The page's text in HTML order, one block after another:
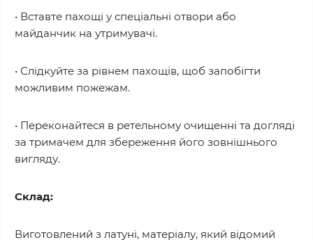
• Вставте пахощі у спеціальні отвори або
майданчик на утримувачі.
• Слідкуйте за рівнем пахощів, щоб запобігти
можливим пожежам.
• Переконайтеся в ретельному очищенні та догляді
за тримачем для збереження його зовнішнього
вигляду.
Склад:
Виготовлений з латуні, матеріалу, який відомий